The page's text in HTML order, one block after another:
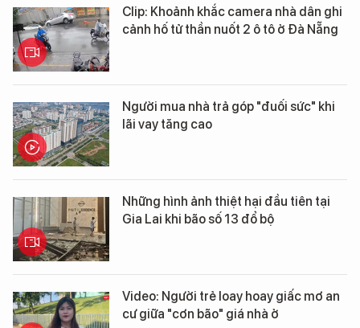
Clip: Khoảnh khắc camera nhà dân ghi
cảnh hố tử thần nuốt 2 ô tô ở Đà Nẵng
Người mua nhà trả góp "đuối sức" khi
lãi vay tăng cao
Những hình ảnh thiệt hại đầu tiên tại
Gia Lai khi bão số 13 đổ bộ
Video: Người trẻ loay hoay giấc mơ an
cư giữa "cơn bão" giá nhà ở